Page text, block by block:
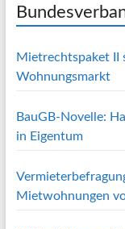
Mietrechtspaket II
Wohnungsmarkt
BauGB-Novelle:
in Eigentum
Mietwohnungen